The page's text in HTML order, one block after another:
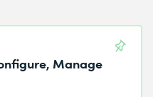
Manage